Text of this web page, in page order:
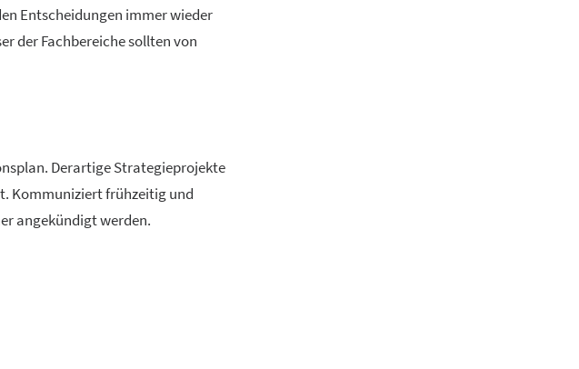
Entscheidungen immer wieder
der Fachbereiche sollten von
Derartige Strategieprojekte
Kommuniziert frühzeitig und
angekündigt werden.